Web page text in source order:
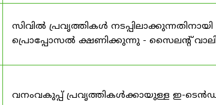
സിവിൽ പ്രവൃത്തികൾ
പ്രൊപ്പോസൽ ക്ഷണിക്കുന്നു - സൈലന്റ് വാലി
വനംവകുപ്പ് പ്രവൃത്തികൾക്കായുള്ള ഇ-